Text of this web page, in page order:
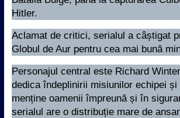
Hitler.
Aclamat de critici, serialul a câștigat
Globul de Aur pentru cea mai bună
Personajul central este Richard
dedica îndeplinirii misiunilor echipei și
menține oamenii împreună și în
serialul are o distribuție mare de